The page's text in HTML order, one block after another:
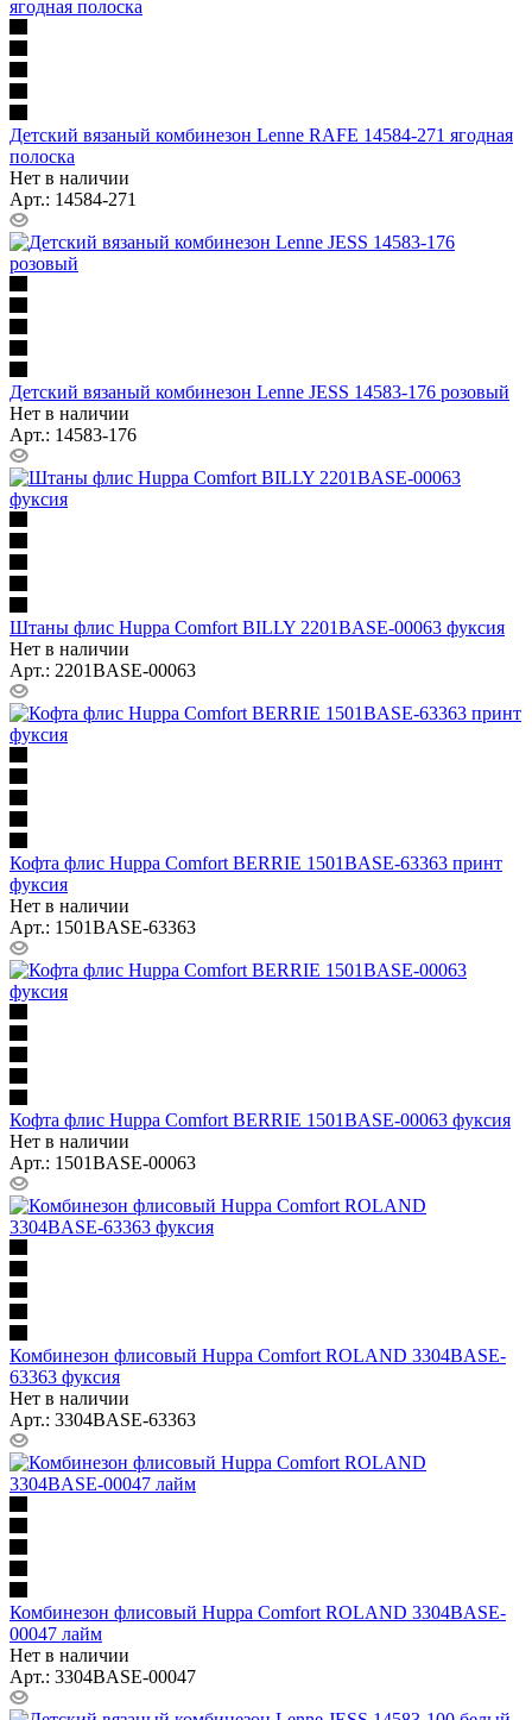
Детский вязаный комбинезон Lenne RAFE 14584-271 ягодная
полоска
Нет в наличии
Арт.: 14584-271
Детский вязаный комбинезон Lenne JESS 14583-176 розовый
Нет в наличии
Арт.: 14583-176
Штаны флис Huppa Comfort BILLY 2201BASE-00063 фуксия
Нет в наличии
Арт.: 2201BASE-00063
Кофта флис Huppa Comfort BERRIE 1501BASE-63363 принт
фуксия
Нет в наличии
Арт.: 1501BASE-63363
Кофта флис Huppa Comfort BERRIE 1501BASE-00063 фуксия
Нет в наличии
Арт.: 1501BASE-00063
Комбинезон флисовый Huppa Comfort ROLAND 3304BASE-
63363 фуксия
Нет в наличии
Арт.: 3304BASE-63363
Комбинезон флисовый Huppa Comfort ROLAND 3304BASE-
00047 лайм
Нет в наличии
Арт.: 3304BASE-00047